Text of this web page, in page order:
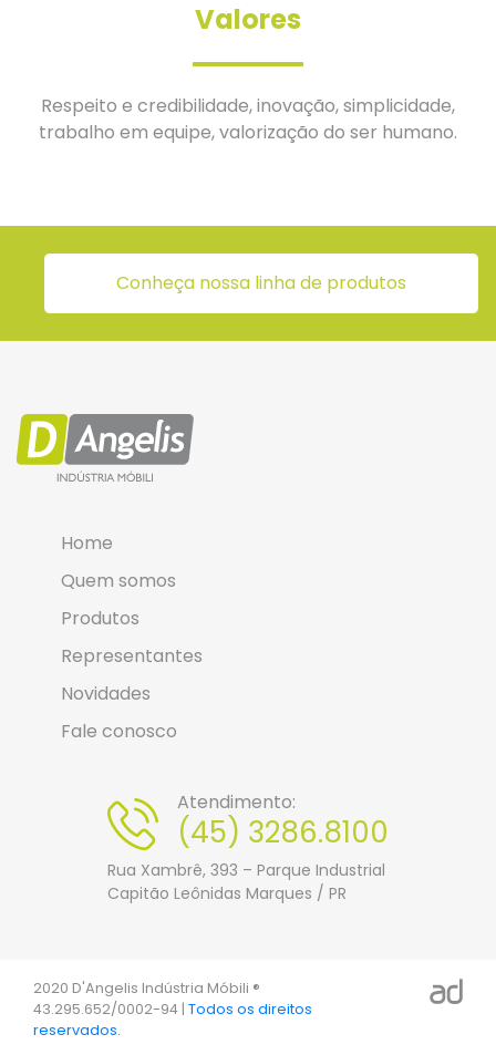
Valores
Respeito e credibilidade, inovação, simplicidade,
trabalho em equipe, valorização do ser humano.
Conheça nossa linha de produtos
Home
Quem somos
Produtos
Representantes
Novidades
Fale conosco
Atendimento:
(45) 3286.8100
Rua Xambrê, 393 – Parque Industrial
Capitão Leônidas Marques / PR
2020 D'Angelis Indústria Móbili ®
43.295.652/0002-94 | Todos os direitos
reservados.